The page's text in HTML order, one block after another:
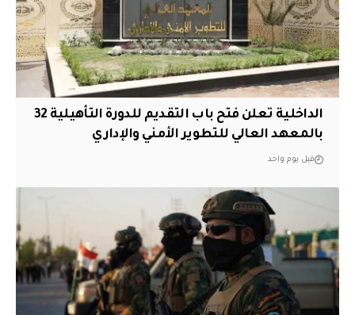
الداخلية تعلن فتح باب التقديم للدورة التأهيلية 32
بالمعهد العالي للتطوير الأمني والإداري
قبل يوم واحد